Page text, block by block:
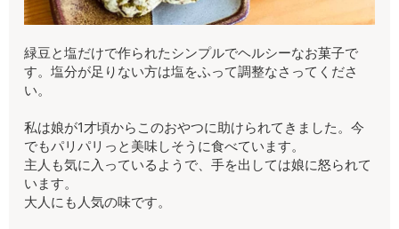
緑豆と塩だけで作られたシンプルでヘルシーなお菓子で
す。塩分が足りない方は塩をふって調整なさってくださ
い。
私は娘が1才頃からこのおやつに助けられてきました。今
でもパリパリっと美味しそうに食べています。
主人も気に入っているようで、手を出しては娘に怒られて
います。
大人にも人気の味です。